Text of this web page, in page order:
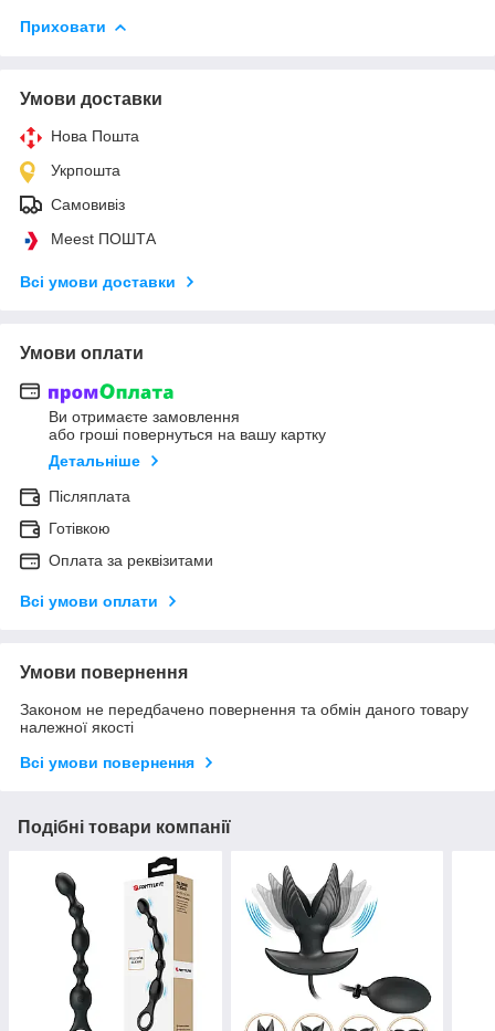
Приховати
Умови доставки
Нова Пошта
Укрпошта
Самовивіз
Meest ПОШТА
Всі умови доставки
Умови оплати
Ви отримаєте замовлення
або гроші повернуться на вашу картку
Детальніше
Післяплата
Готівкою
Оплата за реквізитами
Всі умови оплати
Умови повернення
Законом не передбачено повернення та обмін даного товару
належної якості
Всі умови повернення
Подібні товари компанії